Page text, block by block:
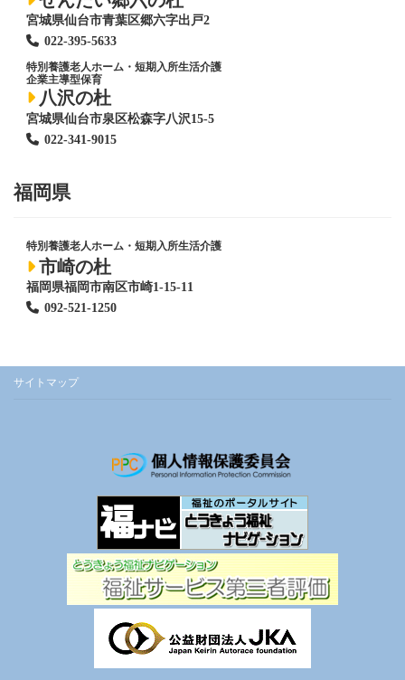
宮城県仙台市青葉区郷六字出戸2
022-395-5633
特別養護老人ホーム ・短期入所生活介護
企業主導型保育
八沢の杜
宮城県仙台市泉区松森字八沢15-5
022-341-9015
福岡県
特別養護老人ホーム ・短期入所生活介護
市崎の杜
福岡県福岡市南区市崎1-15-11
092-521-1250
サイトマップ